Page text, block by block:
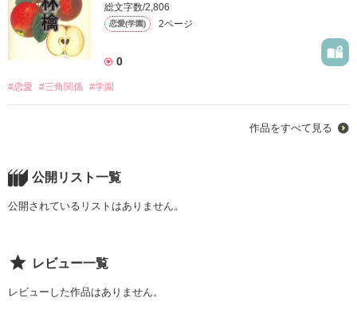
総文字数/2,806
恋愛(学園) 2ページ
0
#恋愛 #三角関係 #学園
作品をすべて見る
公開リスト一覧
公開されているリストはありません。
レビュー一覧
レビューした作品はありません。